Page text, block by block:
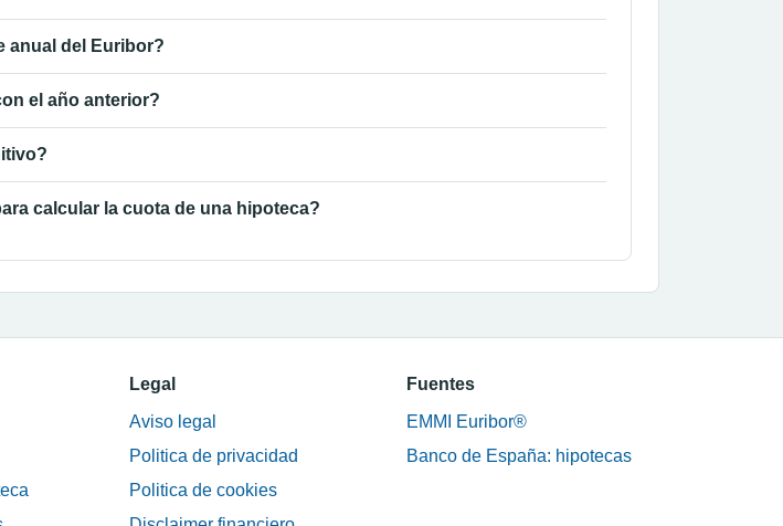
anual del Euribor?
el año anterior?
calcular la cuota de una hipoteca?
Legal
Aviso legal
Politica de privacidad
Politica de cookies
Fuentes
EMMI Euribor®
Banco de España: hipotecas